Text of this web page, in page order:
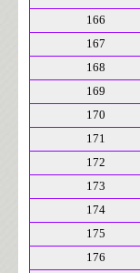
166
167
168
169
170
171
172
173
174
175
176